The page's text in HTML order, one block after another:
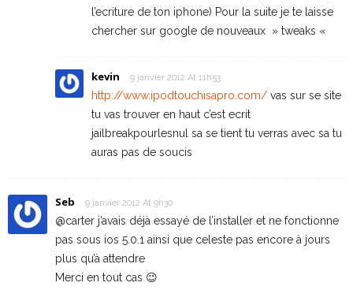
l’ecriture de ton iphone) Pour la suite je te laisse
chercher sur google de nouveaux » tweaks «
kevin 9 janvier 2012 At 11h53
http://www.ipodtouchisapro.com/ vas sur se site
tu vas trouver en haut c’est ecrit
jailbreakpourlesnul sa se tient tu verras avec sa tu
auras pas de soucis
Seb 9 janvier 2012 At 9h30
@carter j’avais déjà essayé de l’installer et ne fonctionne
pas sous ios 5.0.1 ainsi que celeste pas encore à jours
plus qu’à attendre
Merci en tout cas 😉